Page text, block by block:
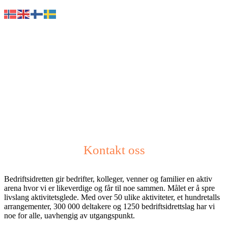
Kontakt oss
Bedriftsidretten gir bedrifter, kolleger, venner og familier en aktiv
arena hvor vi er likeverdige og får til noe sammen. Målet er å spre
livslang aktivitetsglede. Med over 50 ulike aktiviteter, et hundretalls
arrangementer, 300 000 deltakere og 1250 bedriftsidrettslag har vi
noe for alle, uavhengig av utgangspunkt.